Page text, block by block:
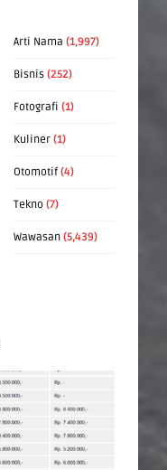
Arti Nama (1,997)
Bisnis (252)
Fotografi (1)
Kuliner (1)
Otomotif (4)
Tekno (7)
Wawasan (5,439)